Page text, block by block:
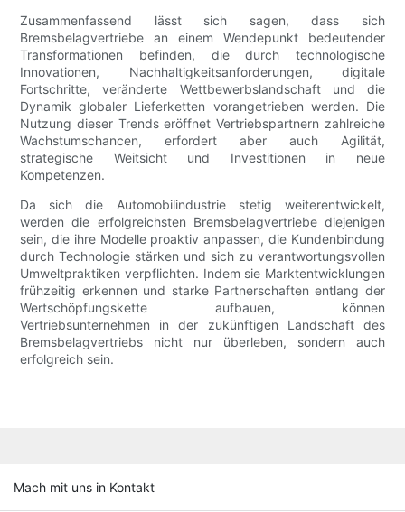
Zusammenfassend lässt sich sagen, dass sich
Bremsbelagvertriebe an einem Wendepunkt bedeutender
Transformationen befinden, die durch technologische
Innovationen, Nachhaltigkeitsanforderungen, digitale
Fortschritte, veränderte Wettbewerbslandschaft und die
Dynamik globaler Lieferketten vorangetrieben werden. Die
Nutzung dieser Trends eröffnet Vertriebspartnern zahlreiche
Wachstumschancen, erfordert aber auch Agilität,
strategische Weitsicht und Investitionen in neue
Kompetenzen.
Da sich die Automobilindustrie stetig weiterentwickelt,
werden die erfolgreichsten Bremsbelagvertriebe diejenigen
sein, die ihre Modelle proaktiv anpassen, die Kundenbindung
durch Technologie stärken und sich zu verantwortungsvollen
Umweltpraktiken verpflichten. Indem sie Marktentwicklungen
frühzeitig erkennen und starke Partnerschaften entlang der
Wertschöpfungskette aufbauen, können
Vertriebsunternehmen in der zukünftigen Landschaft des
Bremsbelagvertriebs nicht nur überleben, sondern auch
erfolgreich sein.
Mach mit uns in Kontakt